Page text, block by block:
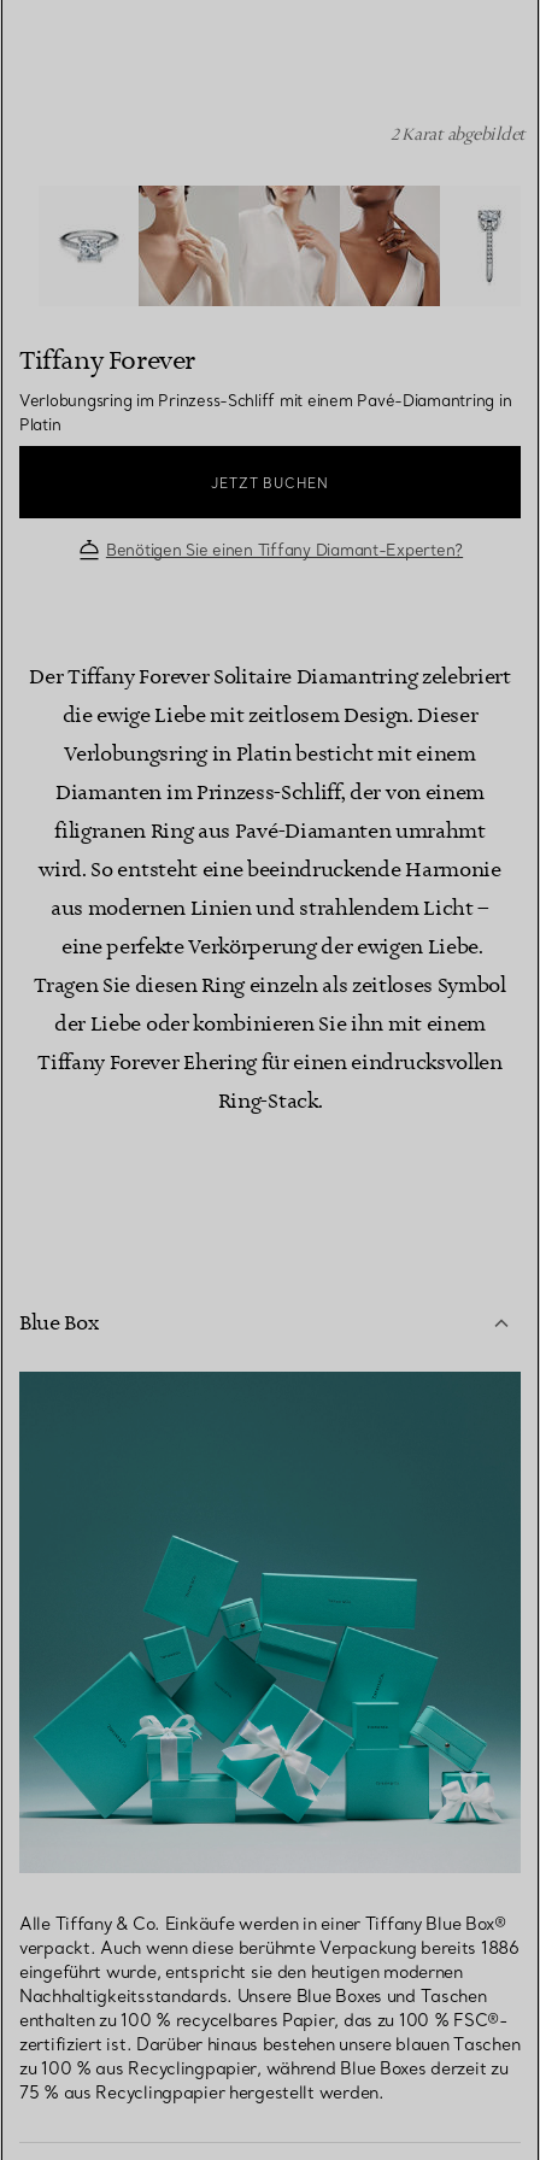
Tiffany Forever:Verlobungsring im Prinzess-Schliff mit
2 Karat abgebildet
Tiffany Forever
Verlobungsring im Prinzess-Schliff mit einem Pavé-Diamantring in
Platin
JETZT BUCHEN
Benötigen Sie einen Tiffany Diamant-Experten?
Der Tiffany Forever Solitaire Diamantring zelebriert
die ewige Liebe mit zeitlosem Design. Dieser
Verlobungsring in Platin besticht mit einem
Diamanten im Prinzess-Schliff, der von einem
filigranen Ring aus Pavé-Diamanten umrahmt
wird. So entsteht eine beeindruckende Harmonie
aus modernen Linien und strahlendem Licht –
eine perfekte Verkörperung der ewigen Liebe.
Tragen Sie diesen Ring einzeln als zeitloses Symbol
der Liebe oder kombinieren Sie ihn mit einem
Tiffany Forever Ehering für einen eindrucksvollen
Ring-Stack.
Blue Box
Alle Tiffany & Co. Einkäufe werden in einer Tiffany Blue Box®
verpackt. Auch wenn diese berühmte Verpackung bereits 1886
eingeführt wurde, entspricht sie den heutigen modernen
Nachhaltigkeitsstandards. Unsere Blue Boxes und Taschen
enthalten zu 100 % recycelbares Papier, das zu 100 % FSC®-
zertifiziert ist. Darüber hinaus bestehen unsere blauen Taschen
zu 100 % aus Recyclingpapier, während Blue Boxes derzeit zu
75 % aus Recyclingpapier hergestellt werden.